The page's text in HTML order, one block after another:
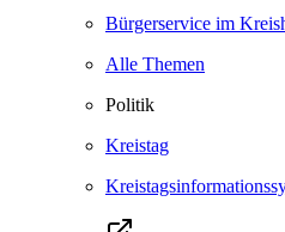
Bürgerservice im
Alle Themen
Politik
Kreistag